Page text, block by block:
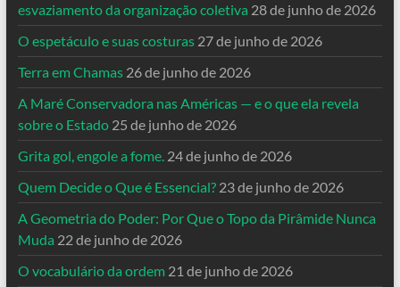
esvaziamento da organização coletiva 28 de junho de 2026
O espetáculo e suas costuras 27 de junho de 2026
Terra em Chamas 26 de junho de 2026
A Maré Conservadora nas Américas — e o que ela revela
sobre o Estado 25 de junho de 2026
Grita gol, engole a fome. 24 de junho de 2026
Quem Decide o Que é Essencial? 23 de junho de 2026
A Geometria do Poder: Por Que o Topo da Pirâmide Nunca
Muda 22 de junho de 2026
O vocabulário da ordem 21 de junho de 2026